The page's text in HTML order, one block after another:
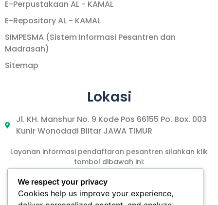
E-Perpustakaan AL - KAMAL
E-Repository AL - KAMAL
SIMPESMA (Sistem Informasi Pesantren dan
Madrasah)
Sitemap
Lokasi
Jl. KH. Manshur No. 9 Kode Pos 66155 Po. Box. 003
Kunir Wonodadi Blitar JAWA TIMUR
Layanan informasi pendaftaran pesantren silahkan klik
tombol dibawah ini:
DAFTAR PPTA
We respect your privacy
Cookies help us improve your experience,